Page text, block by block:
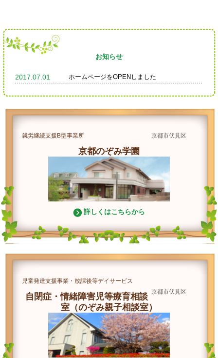
お知らせ
2017.07.01 ホームページをOPENしました
就労継続支援B型事業所 京都市伏見区
京都のぞみ学園
詳しくはこちらから
児童発達支援事業・放課後等デイサービス
京都市伏見区
自閉症・情緒障害児等療育相談
室（のぞみ親子相談室）